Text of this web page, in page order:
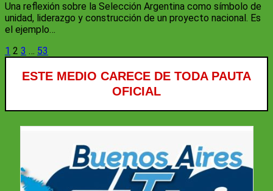
Una reflexión sobre la Selección Argentina como símbolo de
unidad, liderazgo y construcción de un proyecto nacional. Es
el ejemplo…
Paginación
1 2 3 … 53
ESTE MEDIO CARECE DE TODA PAUTA
OFICIAL